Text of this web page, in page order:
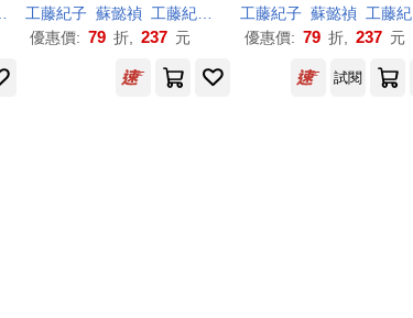
工藤紀子（くどうのり こ）
工藤紀子 蘇懿禎 工藤紀子（くど うのり こ）
優惠價: 79 折, 237 元
工藤紀子 蘇懿禎 工藤紀子（くど
優惠價: 79 折, 237 元
試閱